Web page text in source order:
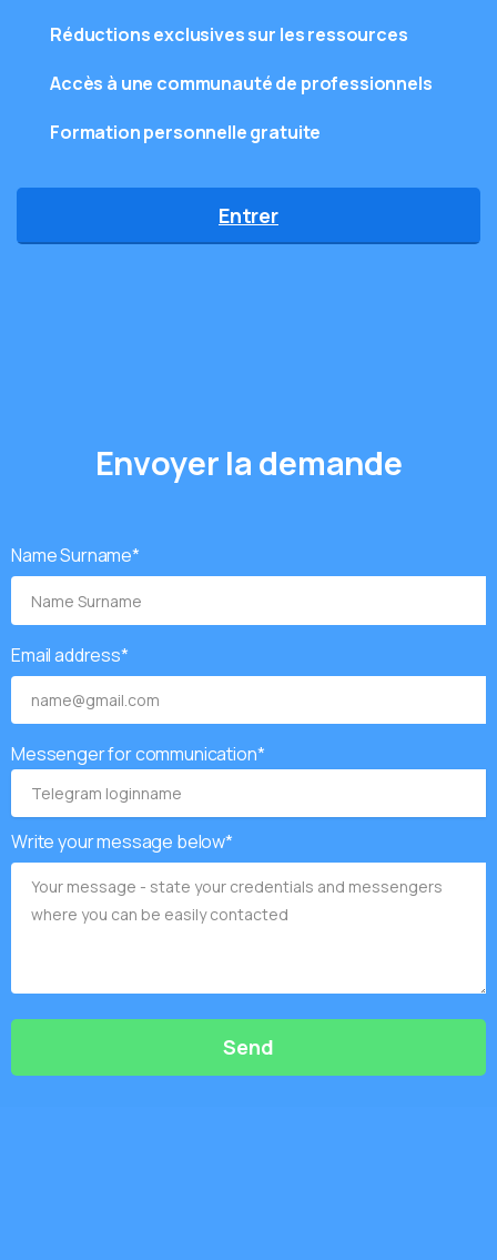
Réductions exclusives sur les ressources
Accès à une communauté de professionnels
Formation personnelle gratuite
Entrer
Envoyer la demande
Name Surname*
Email address*
Messenger for communication*
Write your message below*